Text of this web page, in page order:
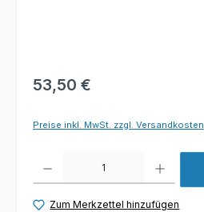
53,50 €
Preise inkl. MwSt. zzgl. Versandkosten
Zum Merkzettel hinzufügen